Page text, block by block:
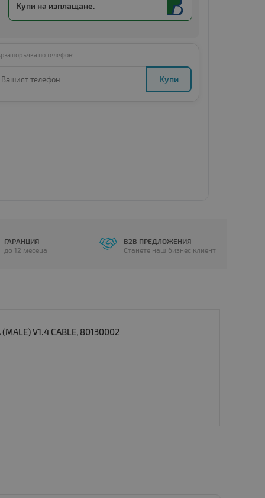
Купи на изплащане.
поръчка по телефон:
Купи
ГАРАНЦИЯ
до 12 месеца
B2B ПРЕДЛОЖЕНИЯ
Станете наш бизнес клиент
V1.4 CABLE, 80130002